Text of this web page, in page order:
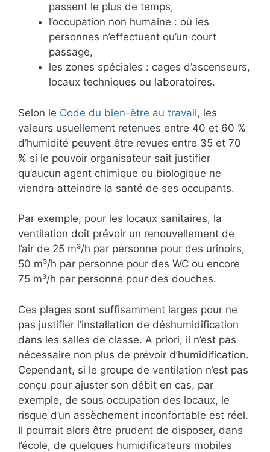
passent le plus de temps,
l’occupation non humaine : où les
personnes n’effectuent qu’un court
passage,
les zones spéciales : cages d’ascenseurs,
locaux techniques ou laboratoires.
Selon le Code du bien-être au travail, les
valeurs usuellement retenues entre 40 et 60 %
d’humidité peuvent être revues entre 35 et 70
% si le pouvoir organisateur sait justifier
qu’aucun agent chimique ou biologique ne
viendra atteindre la santé de ses occupants.
Par exemple, pour les locaux sanitaires, la
ventilation doit prévoir un renouvellement de
l’air de 25 m³/h par personne pour des urinoirs,
50 m³/h par personne pour des WC ou encore
75 m³/h par personne pour des douches.
Ces plages sont suffisamment larges pour ne
pas justifier l’installation de déshumidification
dans les salles de classe. A priori, il n’est pas
nécessaire non plus de prévoir d’humidification.
Cependant, si le groupe de ventilation n’est pas
conçu pour ajuster son débit en cas, par
exemple, de sous occupation des locaux, le
risque d’un assèchement inconfortable est réel.
Il pourrait alors être prudent de disposer, dans
l’école, de quelques humidificateurs mobiles